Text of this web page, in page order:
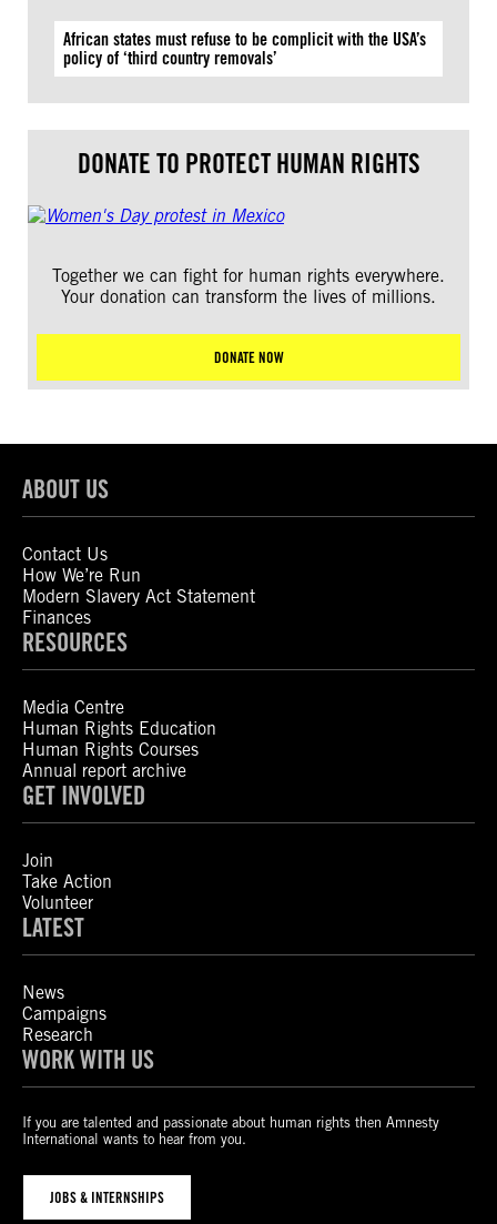
African states must refuse to be complicit with the USA’s
policy of ‘third country removals’
DONATE TO PROTECT HUMAN RIGHTS
Together we can fight for human rights everywhere.
Your donation can transform the lives of millions.
DONATE NOW
ABOUT US
Contact Us
How We’re Run
Modern Slavery Act Statement
Finances
RESOURCES
Media Centre
Human Rights Education
Human Rights Courses
Annual report archive
GET INVOLVED
Join
Take Action
Volunteer
LATEST
News
Campaigns
Research
WORK WITH US
If you are talented and passionate about human rights then Amnesty
International wants to hear from you.
JOBS & INTERNSHIPS